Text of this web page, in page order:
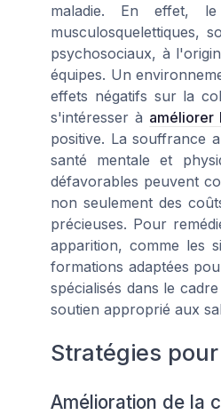
maladie. En effet,
musculosquelettiques,
psychosociaux, à
équipes. Un
effets négatifs sur la
s'intéresser à améliorer
positive. La souffrance
santé mentale et
défavorables peuvent
non seulement des
précieuses. Pour
apparition, comme les
formations adaptées
spécialisés dans le
soutien approprié aux
Stratégies
Amélioration de la